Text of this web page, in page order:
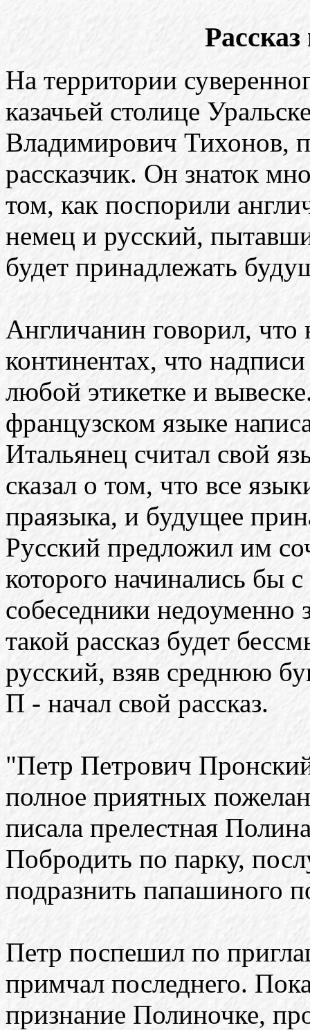
На территории
казачьей столице
Владимирович Тихонов,
рассказчик. Он знаток
том, как поспорили
немец и русский,
будет принадлежать
Англичанин говорил, что
континентах, что
любой этикетке и
французском языке
Итальянец считал свой
сказал о том, что все
праязыка, и будущее
Русский предложил им
которого начинались бы
собеседники недоуменно
такой рассказ будет
русский, взяв среднюю
П - начал свой рассказ.
"Петр Петрович
полное приятных
писала прелестная
Побродить по парку,
подразнить папашиного
Петр поспешил по
примчал последнего.
признание Полиночке,